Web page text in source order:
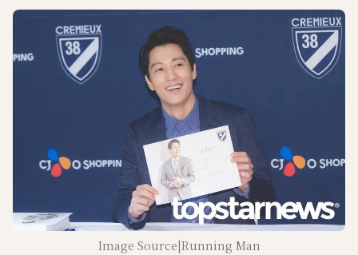
Image Source|Running Man